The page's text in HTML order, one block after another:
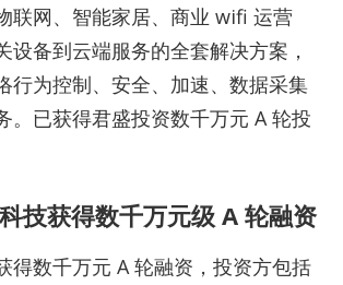
联网、智能家居、商业 wifi 运营
设备到云端服务的全套解决方案，
行为控制、安全、加速、数据采集
。已获得君盛投资数千万元 A 轮投
技获得数千万元级 A 轮融资
得数千万元 A 轮融资，投资方包括